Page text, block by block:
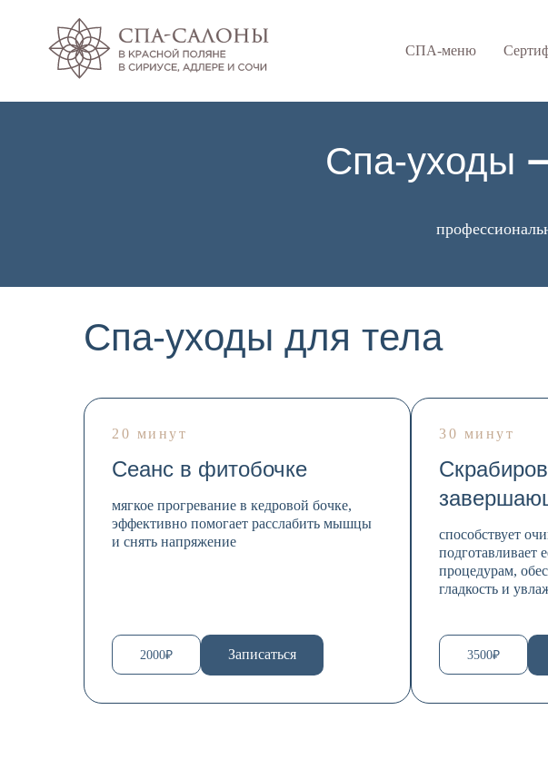
СПА-меню
Спа-уходы
Спа-уходы для тела
20 минут
Сеанс в фитобочке
мягкое прогревание в кедровой бочке,
эффективно помогает расслабить мышцы
и снять напряжение
2000₽ Записаться
30 минут
способствует
подготавливает
процедурам,
гладкость и
3500₽